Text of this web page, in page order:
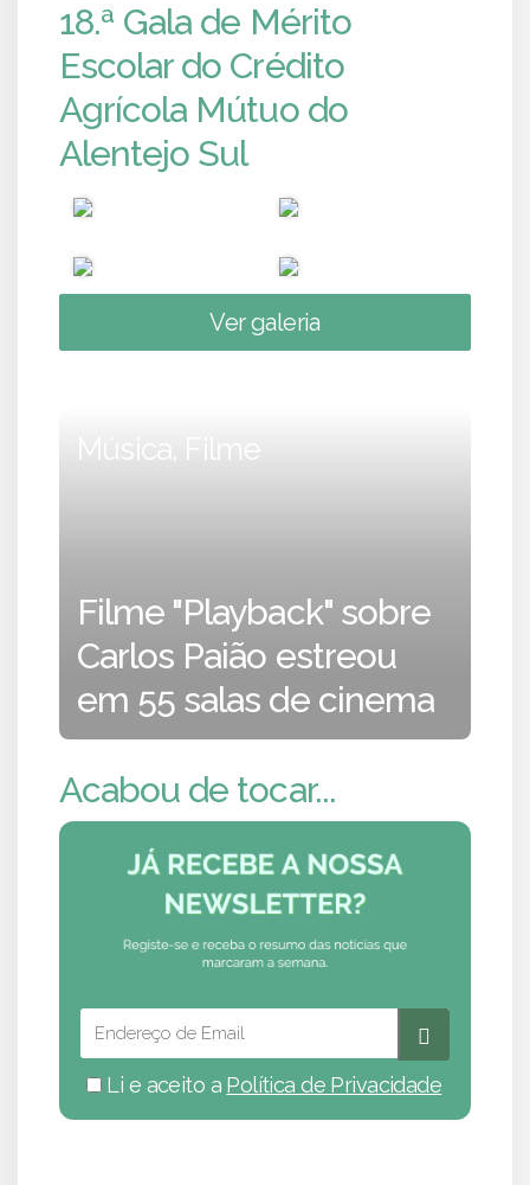
18.ª Gala de Mérito
Escolar do Crédito
Agrícola Mútuo do
Alentejo Sul
Ver galeria
Música, Filme
Filme "Playback" sobre
Carlos Paião estreou
em 55 salas de cinema
Acabou de tocar...
Li e aceito a Política de Privacidade